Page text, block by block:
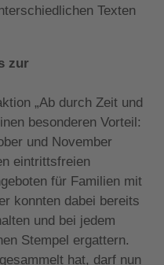
Texten
zur
„Ab durch Zeit und
besonderen Vorteil:
und November
eintrittsfreien
für Familien mit
konnten dabei bereits
und bei jedem
Stempel ergattern.
hat, darf nun